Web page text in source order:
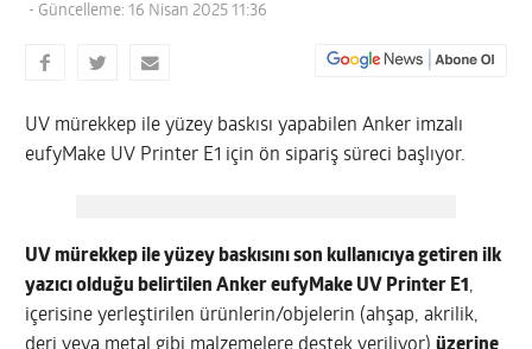
- Güncelleme: 16 Nisan 2025 11:36
UV mürekkep ile yüzey baskısı yapabilen Anker imzalı
eufyMake UV Printer E1 için ön sipariş süreci başlıyor.
UV mürekkep ile yüzey baskısını son kullanıcıya getiren ilk
yazıcı olduğu belirtilen Anker eufyMake UV Printer E1 ,
içerisine yerleştirilen ürünlerin/objelerin (ahşap, akrilik,